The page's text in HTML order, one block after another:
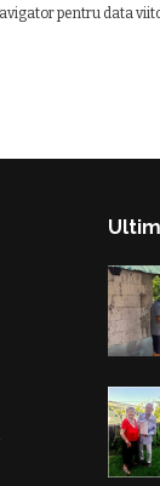
pentru data